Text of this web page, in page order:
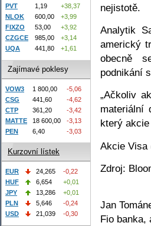
nejistotě.
Analytik
americký
obecně
podnikání
„Ačkoliv
materiální
který akcie
Akcie Visa
Zdroj:
Jan
Fio banka,
PVT 1,19
+38,37
NLOK
600,00
+3,99
FIXZO
53,00
+3,92
CZGCE
985,00
+3,14
UQA
441,80 +1,61
Zajímavé poklesy
VOW3 1 800,00
-5,06
CSG
441,60
-4,62
CTP
361,20
-3,42
MATTE
18 600,00
-3,13
PEN
6,40 -3,03
Kurzovní lístek
EUR 24,265
-0,22
HUF
6,654
+0,01
JPY
13,286
+0,01
PLN
5,646
-0,24
USD
21,039 -0,30